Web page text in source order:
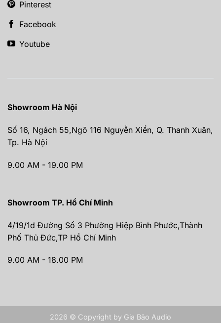
Pinterest
Facebook
Youtube
Showroom Hà Nội
Số 16, Ngách 55,Ngõ 116 Nguyễn Xiển, Q. Thanh Xuân,
Tp. Hà Nội
9.00 AM - 19.00 PM
Showroom TP. Hồ Chí Minh
4/19/1d Đường Số 3 Phường Hiệp Bình Phước,Thành
Phố Thủ Đức,TP Hồ Chí Minh
9.00 AM - 18.00 PM
2026 © Copyright by Gia Bảo Audio